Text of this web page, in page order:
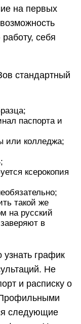
на первых
себя
стандартный
паспорта и
или колледжа;
ксерокопия
такой же
на русский
в
график
Не
и расписку о
следующие